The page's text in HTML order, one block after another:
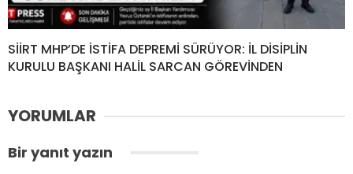
SİİRT MHP’DE İSTİFA DEPREMİ SÜRÜYOR: İL DİSİPLİN
KURULU BAŞKANI HALİL SARCAN GÖREVİNDEN
YORUMLAR
Bir yanıt yazın